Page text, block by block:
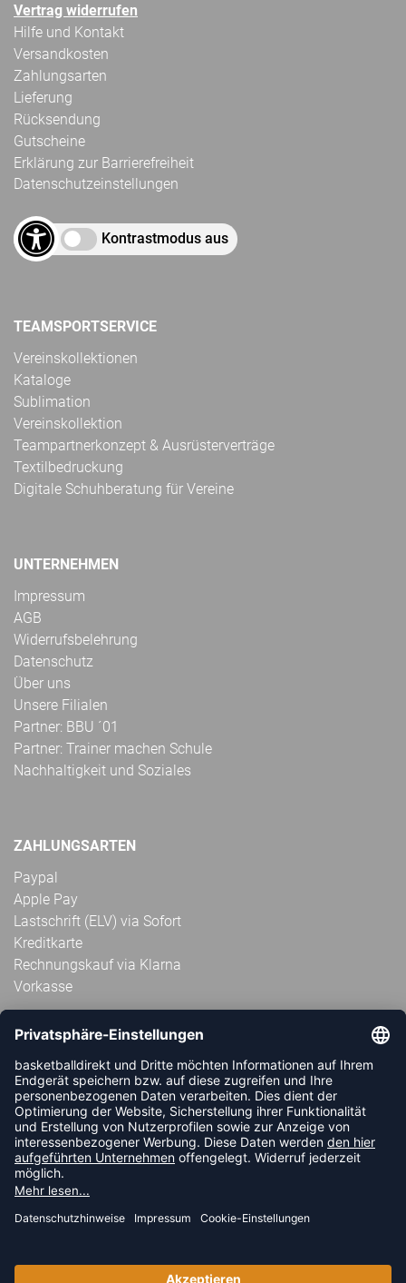
Vertrag widerrufen
Hilfe und Kontakt
Versandkosten
Zahlungsarten
Lieferung
Rücksendung
Gutscheine
Erklärung zur Barrierefreiheit
Datenschutzeinstellungen
Kontrastmodus aus
TEAMSPORTSERVICE
Vereinskollektionen
Kataloge
Sublimation
Vereinskollektion
Teampartnerkonzept & Ausrüsterverträge
Textilbedruckung
Digitale Schuhberatung für Vereine
UNTERNEHMEN
Impressum
AGB
Widerrufsbelehrung
Datenschutz
Über uns
Unsere Filialen
Partner: BBU ´01
Partner: Trainer machen Schule
Nachhaltigkeit und Soziales
ZAHLUNGSARTEN
Paypal
Apple Pay
Lastschrift (ELV) via Sofort
Kreditkarte
Rechnungskauf via Klarna
Vorkasse
ABONNIERE JETZT DEN KOSTENLOSEN
HANDBALLDIREKT-NEWSLETTER UND VERPASSE KEINE
NEUIGKEIT ODER AKTION MEHR.
JETZT ANMELDEN